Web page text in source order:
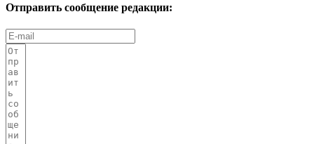
Отправить сообщение редакции: